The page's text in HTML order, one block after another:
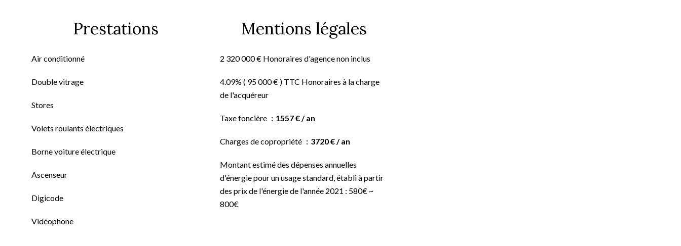
Prestations
Air conditionné
Double vitrage
Stores
Volets roulants électriques
Borne voiture électrique
Ascenseur
Digicode
Vidéophone
Mentions légales
2 320 000 € Honoraires d'agence non inclus
4.09% ( 95 000 € ) TTC Honoraires à la charge
de l'acquéreur
Taxe foncière 1557 € / an
Charges de copropriété 3720 € / an
Montant estimé des dépenses annuelles
d'énergie pour un usage standard, établi à partir
des prix de l'énergie de l'année 2021 : 580€ ~
800€